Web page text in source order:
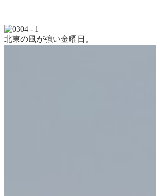
北東の風が強い金曜日。